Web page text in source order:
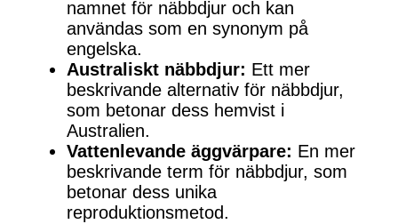
namnet för näbbdjur och kan
användas som en synonym på
engelska.
Australiskt näbbdjur: Ett mer
beskrivande alternativ för näbbdjur,
som betonar dess hemvist i
Australien.
Vattenlevande äggvärpare: En mer
beskrivande term för näbbdjur, som
betonar dess unika
reproduktionsmetod.